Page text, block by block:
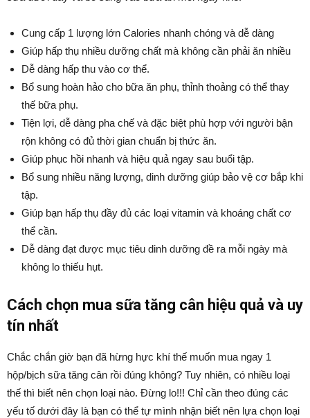
Cung cấp 1 lượng lớn Calories nhanh chóng và dễ dàng
Giúp hấp thụ nhiều dưỡng chất mà không cần phải ăn nhiều
Dễ dàng hấp thu vào cơ thể.
Bổ sung hoàn hảo cho bữa ăn phụ, thỉnh thoảng có thể thay
thế bữa phụ.
Tiện lợi, dễ dàng pha chế và đặc biệt phù hợp với người bận
rộn không có đủ thời gian chuẩn bị thức ăn.
Giúp phục hồi nhanh và hiệu quả ngay sau buổi tập.
Bổ sung nhiều năng lượng, dinh dưỡng giúp bảo vệ cơ bắp khi
tập.
Giúp bạn hấp thụ đầy đủ các loại vitamin và khoáng chất cơ
thể cần.
Dễ dàng đạt được mục tiêu dinh dưỡng đề ra mỗi ngày mà
không lo thiếu hụt.
Cách chọn mua sữa tăng cân hiệu quả và uy
tín nhất
Chắc chắn giờ bạn đã hừng hực khí thế muốn mua ngay 1
hộp/bịch sữa tăng cân rồi đúng không? Tuy nhiên, có nhiều loại
thế thì biết nên chọn loại nào. Đừng lo!!! Chỉ cần theo đúng các
yếu tố dưới đây là bạn có thể tự mình nhận biết nên lựa chọn loại